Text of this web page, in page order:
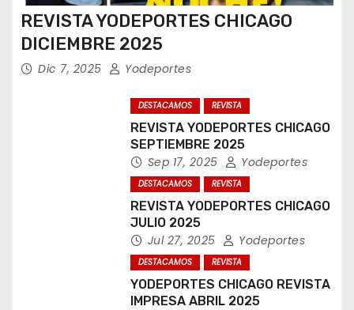
REVISTA YODEPORTES CHICAGO
DICIEMBRE 2025
Dic 7, 2025 Yodeportes
DESTACAMOS REVISTA
REVISTA YODEPORTES CHICAGO
SEPTIEMBRE 2025
Sep 17, 2025 Yodeportes
DESTACAMOS REVISTA
REVISTA YODEPORTES CHICAGO
JULIO 2025
Jul 27, 2025 Yodeportes
DESTACAMOS REVISTA
YODEPORTES CHICAGO REVISTA
IMPRESA ABRIL 2025